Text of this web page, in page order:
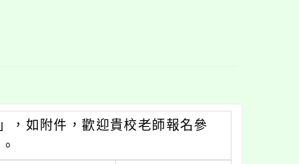
，如附件，歡迎貴校老師報名參